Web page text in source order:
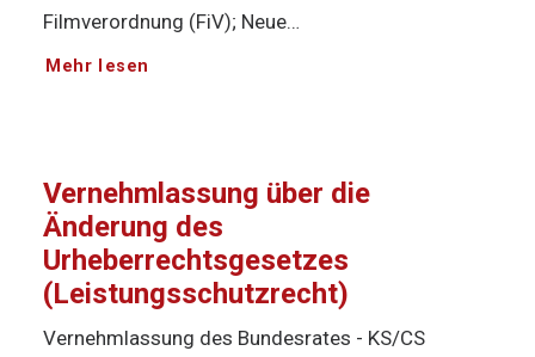
Filmverordnung (FiV); Neue…
Mehr lesen
Vernehmlassung über die
Änderung des
Urheberrechtsgesetzes
(Leistungsschutzrecht)
Vernehmlassung des Bundesrates - KS/CS